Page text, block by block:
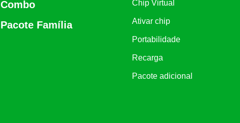
Combo
Pacote Família
Chip Virtual
Ativar chip
Portabilidade
Recarga
Pacote adicional